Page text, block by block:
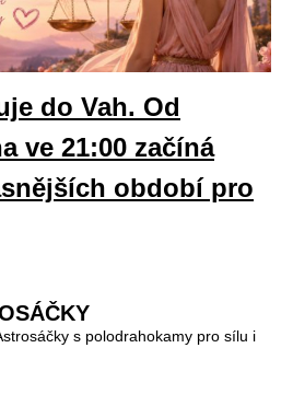
do Vah. Od
ve 21:00 začíná
období pro
s polodrahokamy pro sílu i